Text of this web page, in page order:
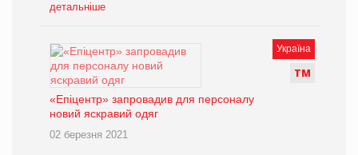
детальніше
Україна
ТМ
«Епіцентр» запровадив для персоналу
новий яскравий одяг
02 березня 2021